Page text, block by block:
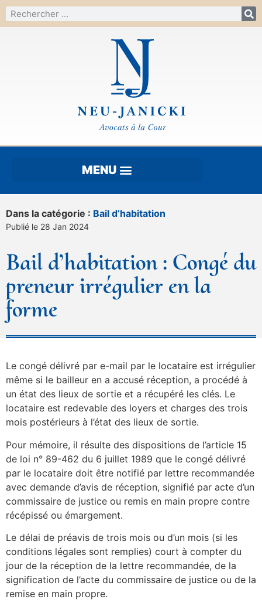
Dans la catégorie : Bail d’habitation
Publié le 28 Jan 2024
Bail d’habitation : Congé du
preneur irrégulier en la
forme
Le congé délivré par e-mail par le locataire est irrégulier
même si le bailleur en a accusé réception, a procédé à
un état des lieux de sortie et a récupéré les clés. Le
locataire est redevable des loyers et charges des trois
mois postérieurs à l’état des lieux de sortie.
Pour mémoire, il résulte des dispositions de l’article 15
de loi n° 89-462 du 6 juillet 1989 que le congé délivré
par le locataire doit être notifié par lettre recommandée
avec demande d’avis de réception, signifié par acte d’un
commissaire de justice ou remis en main propre contre
récépissé ou émargement.
Le délai de préavis de trois mois ou d’un mois (si les
conditions légales sont remplies) court à compter du
jour de la réception de la lettre recommandée, de la
signification de l’acte du commissaire de justice ou de la
remise en main propre.